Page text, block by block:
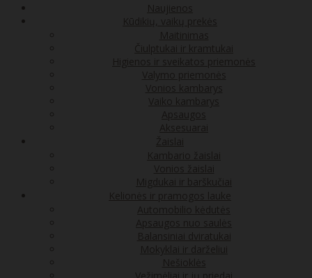
Naujienos
Kūdikių, vaikų prekės
Maitinimas
Čiulptukai ir kramtukai
Higienos ir sveikatos priemonės
Valymo priemonės
Vonios kambarys
Vaiko kambarys
Apsaugos
Aksesuarai
Žaislai
Kambario žaislai
Vonios žaislai
Migdukai ir barškučiai
Kelionės ir pramogos lauke
Automobilio kėdutės
Apsaugos nuo saulės
Balansiniai dviratukai
Mokyklai ir darželiui
Nešioklės
Vežimėliai ir jų priedai